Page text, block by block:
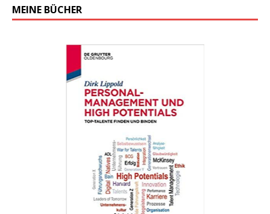
MEINE BÜCHER